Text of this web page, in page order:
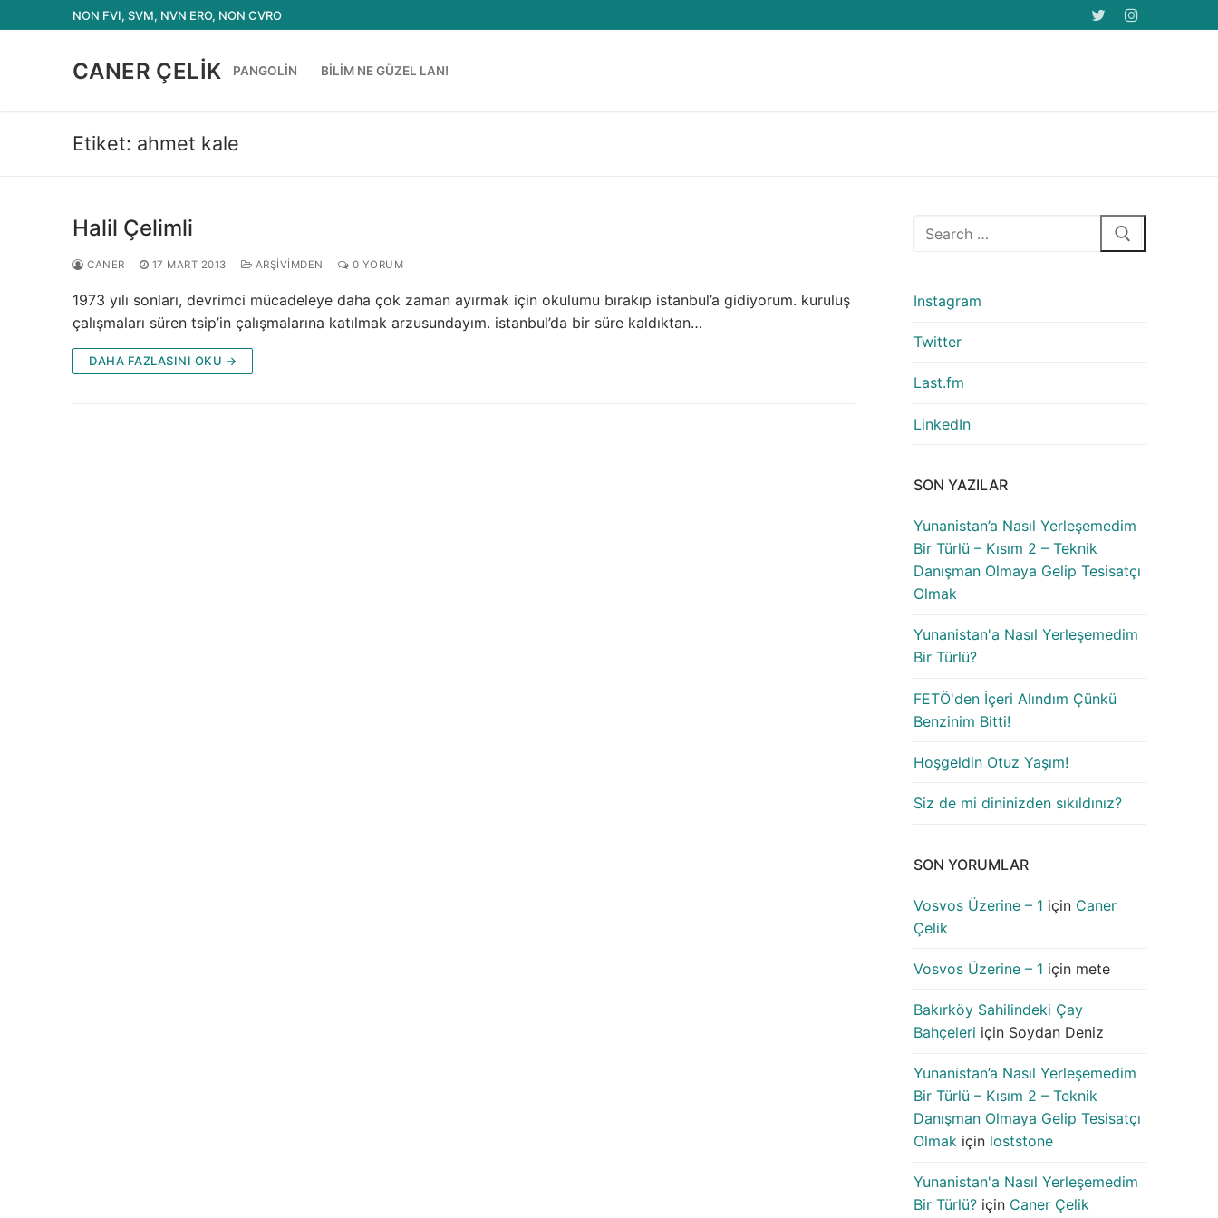
atla
NON FVI, SVM, NVN ERO, NON CVRO
CANER ÇELIK PANGOLIN BILIM NE GÜZEL LAN!
Etiket: ahmet kale
Halil Çelimli
CANER 17 MART 2013 ARŞIVIMDEN 0 YORUM
1973 yılı sonları, devrimci mücadeleye daha çok zaman ayırmak için okulumu bırakıp istanbul’a gidiyorum. kuruluş
çalışmaları süren tsip’in çalışmalarına katılmak arzusundayım. istanbul’da bir süre kaldıktan…
DAHA FAZLASINI OKU →
Arama:
Instagram
Twitter
Last.fm
LinkedIn
SON YAZILAR
Yunanistan’a Nasıl Yerleşemedim
Bir Türlü – Kısım 2 – Teknik
Danışman Olmaya Gelip Tesisatçı
Olmak
Yunanistan'a Nasıl Yerleşemedim
Bir Türlü?
FETÖ'den İçeri Alındım Çünkü
Benzinim Bitti!
Hoşgeldin Otuz Yaşım!
Siz de mi dininizden sıkıldınız?
SON YORUMLAR
Vosvos Üzerine – 1 için Caner
Çelik
Vosvos Üzerine – 1 için mete
Bakırköy Sahilindeki Çay
Bahçeleri için Soydan Deniz
Yunanistan’a Nasıl Yerleşemedim
Bir Türlü – Kısım 2 – Teknik
Danışman Olmaya Gelip Tesisatçı
Olmak için loststone
Yunanistan'a Nasıl Yerleşemedim
Bir Türlü? için Caner Çelik